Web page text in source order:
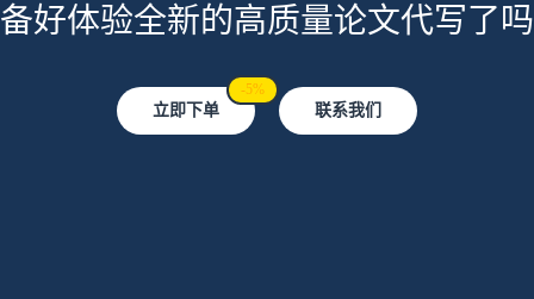
好体验全新的高质量论文代写了
立即下单
-5%
联系我们